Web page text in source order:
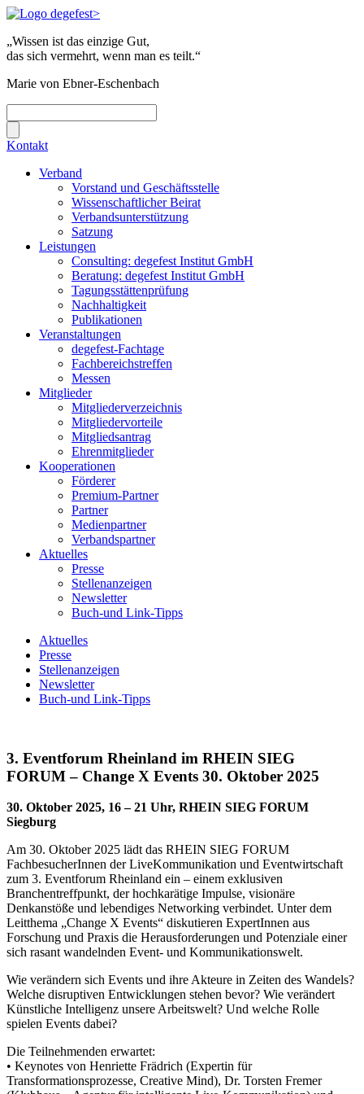
„Wissen ist das einzige Gut,
das sich vermehrt, wenn man es teilt.“
Marie von Ebner-Eschenbach
Kontakt
Verband
Vorstand und Geschäftsstelle
Wissenschaftlicher Beirat
Verbandsunterstützung
Satzung
Leistungen
Consulting: degefest Institut GmbH
Beratung: degefest Institut GmbH
Tagungsstättenprüfung
Nachhaltigkeit
Publikationen
Veranstaltungen
degefest-Fachtage
Fachbereichstreffen
Messen
Mitglieder
Mitgliederverzeichnis
Mitgliedervorteile
Mitgliedsantrag
Ehrenmitglieder
Kooperationen
Förderer
Premium-Partner
Partner
Medienpartner
Verbandspartner
Aktuelles
Presse
Stellenanzeigen
Newsletter
Buch-und Link-Tipps
Aktuelles
Presse
Stellenanzeigen
Newsletter
Buch-und Link-Tipps
3. Eventforum Rheinland im RHEIN SIEG
FORUM – Change X Events 30. Oktober 2025
30. Oktober 2025, 16 – 21 Uhr, RHEIN SIEG FORUM
Siegburg
Am 30. Oktober 2025 lädt das RHEIN SIEG FORUM
FachbesucherInnen der LiveKommunikation und Eventwirtschaft
zum 3. Eventforum Rheinland ein – einem exklusiven
Branchentreffpunkt, der hochkarätige Impulse, visionäre
Denkanstöße und lebendiges Networking verbindet. Unter dem
Leitthema „Change X Events“ diskutieren ExpertInnen aus
Forschung und Praxis die Herausforderungen und Potenziale einer
sich rasant wandelnden Event- und Kommunikationswelt.
Wie verändern sich Events und ihre Akteure in Zeiten des Wandels?
Welche disruptiven Entwicklungen stehen bevor? Wie verändert
Künstliche Intelligenz unsere Arbeitswelt? Und welche Rolle
spielen Events dabei?
Die Teilnehmenden erwartet:
• Keynotes von Henriette Frädrich (Expertin für
Transformationsprozesse, Creative Mind), Dr. Torsten Fremer